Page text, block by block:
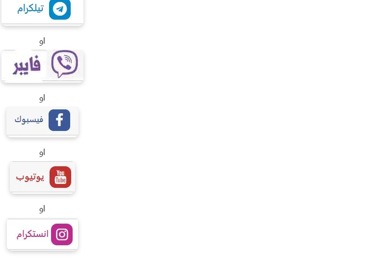
او
او
او
او